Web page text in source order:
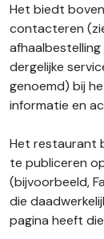
Het biedt
contacteren
dergelijke
genoemd) bij
informatie en
Het restaurant
te publiceren
(bijvoorbeeld,
die
pagina heeft